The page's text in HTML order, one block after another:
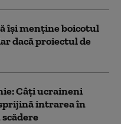
îşi menţine boicotul
dacă proiectul de
Câți ucraineni
intrarea în